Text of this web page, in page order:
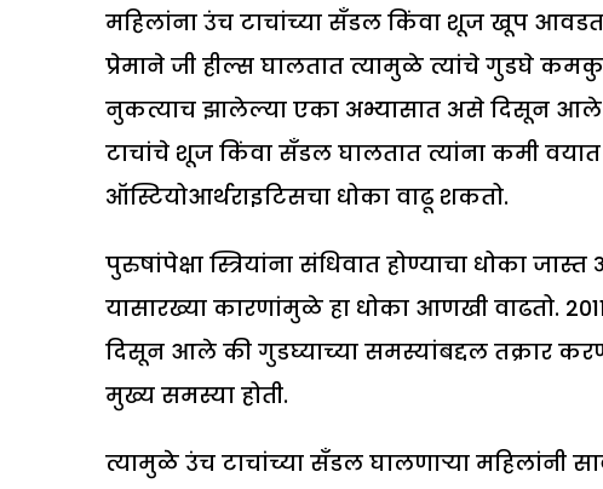
महिलांना उंच टाचांच्या सँडल किंवा शूज खूप
प्रेमाने जी हील्स घालतात त्यामुळे त्यांचे गुडघे
नुकत्याच झालेल्या एका अभ्यासात असे दिसून आले
टाचांचे शूज किंवा सँडल घालतात त्यांना कमी वयात
ऑस्टियोआर्थराइटिसचा धोका वाढू शकतो.
पुरुषांपेक्षा स्त्रियांना संधिवात होण्याचा धोका
यासारख्या कारणांमुळे हा धोका आणखी वाढतो.
दिसून आले की गुडघ्याच्या समस्यांबद्दल तक्रार
मुख्य समस्या होती.
त्यामुळे उंच टाचांच्या सँडल घालणाऱ्या महिलांनी